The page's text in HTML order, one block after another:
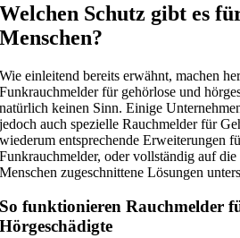
Welchen Schutz gibt es
Menschen?
Wie einleitend bereits erwähnt, machen
Funkrauchmelder für gehörlose und
natürlich keinen Sinn. Einige
jedoch auch spezielle Rauchmelder für
wiederum entsprechende Erweiterungen
Funkrauchmelder, oder vollständig auf
Menschen zugeschnittene Lösungen
So funktionieren Rauchmelder
Hörgeschädigte